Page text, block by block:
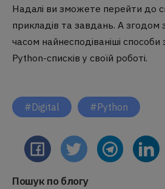
Надалі ви зможете перейти до
прикладів та завдань. А згодом
часом найнесподіваніші способи
Python-списків у своїй роботі.
#Digital #Python
Пошук по блогу